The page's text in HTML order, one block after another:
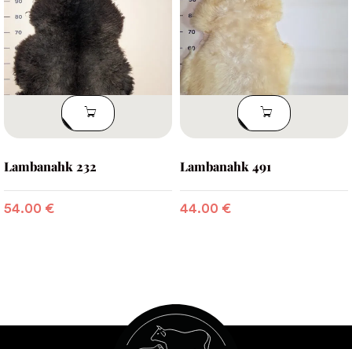
Lambanahk 232
54.00 €
Lambanahk 491
44.00 €